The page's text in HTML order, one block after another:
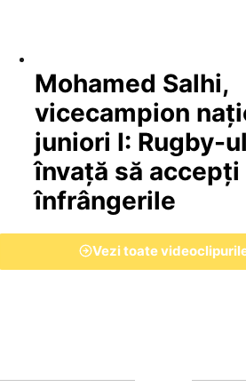
Mohamed Salhi,
vicecampion
juniori I: Rugby-
învață să accepți
înfrângerile
Vezi toate